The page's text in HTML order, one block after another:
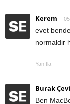
Kerem
evet
normaldir
Yanıtla
Burak
Ben